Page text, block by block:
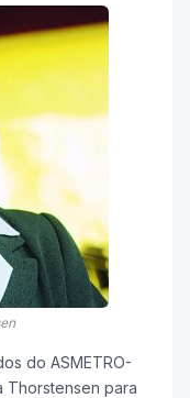
do ASMETRO-
Thorstensen para